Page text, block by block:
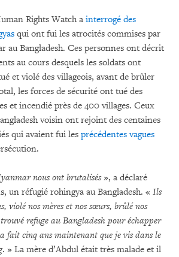
Rights Watch a interrogé des
qui ont fui les atrocités commises par
au Bangladesh. Ces personnes ont décrit
au cours desquels les soldats ont
et violé des villageois, avant de brûler
les forces de sécurité ont tué des
et incendié près de 400 villages. Ceux
voisin ont rejoint des centaines
qui avaient fui les précédentes vagues
nous ont brutalisés», a déclaré
un réfugié rohingya au Bangladesh. « Ils
violé nos mères et nos sœurs, brûlé nos
refuge au Bangladesh pour échapper
fait cinq ans maintenant que je vis dans le
. » La mère d’Abdul était très malade et il